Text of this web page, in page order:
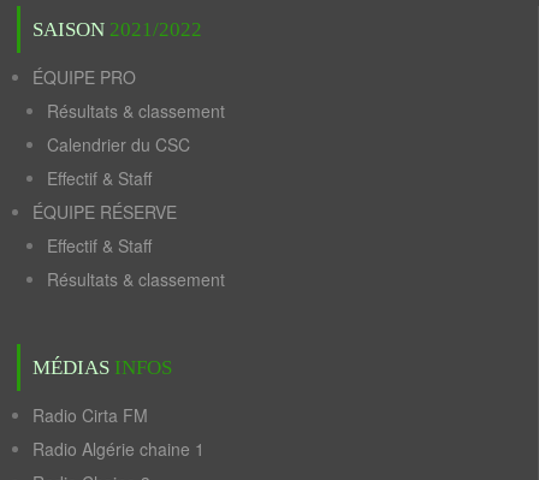
SAISON 2021/2022
ÉQUIPE PRO
Résultats & classement
Calendrier du CSC
Effectif & Staff
ÉQUIPE RÉSERVE
Effectif & Staff
Résultats & classement
MÉDIAS INFOS
Radio Cirta FM
Radio Algérie chaine 1